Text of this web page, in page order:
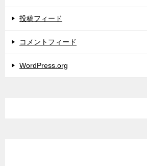
投稿フィード
コメントフィード
WordPress.org